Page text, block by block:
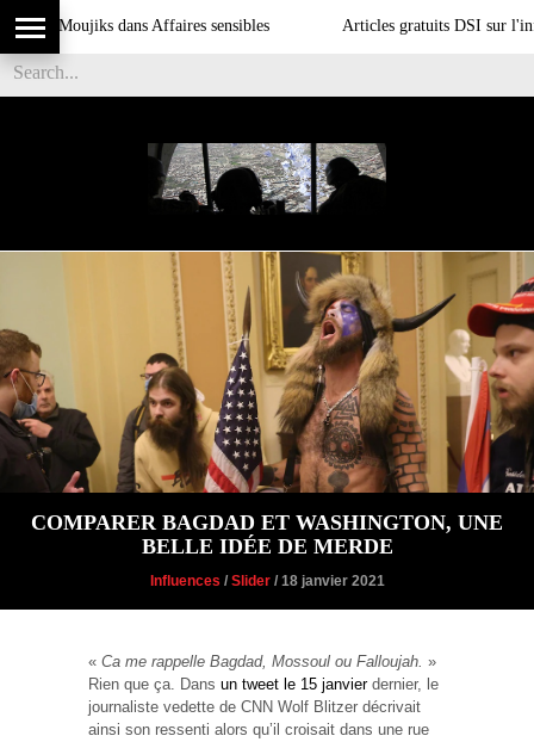
dans Affaires sensibles Articles gratuits DSI sur l'influence
COMPARER BAGDAD ET WASHINGTON, UNE
BELLE IDÉE DE MERDE
Influences / Slider/ 18 janvier 2021
« Ca me rappelle Bagdad, Mossoul ou Falloujah. »
Rien que ça. Dans un tweet le 15 janvierdernier, le
journaliste vedette de CNN Wolf Blitzer décrivait
ainsi son ressenti alors qu’il croisait dans une rue